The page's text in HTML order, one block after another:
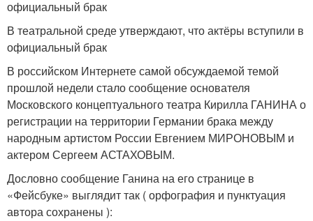
официальный брак
В театральной среде утверждают, что актёры вступили в
официальный брак
В российском Интернете самой обсуждаемой темой
прошлой недели стало сообщение основателя
Московского концептуального театра Кирилла ГАНИНА о
регистрации на территории Германии брака между
народным артистом России Евгением МИРОНОВЫМ и
актером Сергеем АСТАХОВЫМ.
Дословно сообщение Ганина на его странице в
«Фейсбуке» выглядит так ( орфография и пунктуация
автора сохранены ):